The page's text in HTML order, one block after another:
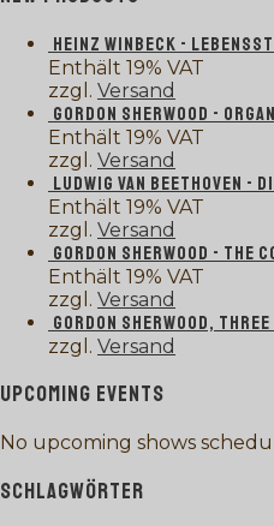
HEINZ WINBECK -
Enthält 19% VAT
zzgl. Versand
GORDON SHERWOOD -
Enthält 19% VAT
zzgl. Versand
LUDWIG VAN BEETHOVEN -
Enthält 19% VAT
zzgl. Versand
GORDON SHERWOOD - THE
Enthält 19% VAT
zzgl. Versand
GORDON SHERWOOD,
zzgl. Versand
UPCOMING EVENTS
No upcoming shows
SCHLAGWÖRTER